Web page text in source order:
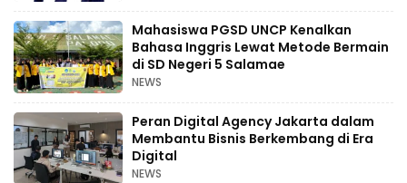
Mahasiswa PGSD UNCP Kenalkan
Bahasa Inggris Lewat Metode Bermain
di SD Negeri 5 Salamae
NEWS
Peran Digital Agency Jakarta dalam
Membantu Bisnis Berkembang di Era
Digital
NEWS